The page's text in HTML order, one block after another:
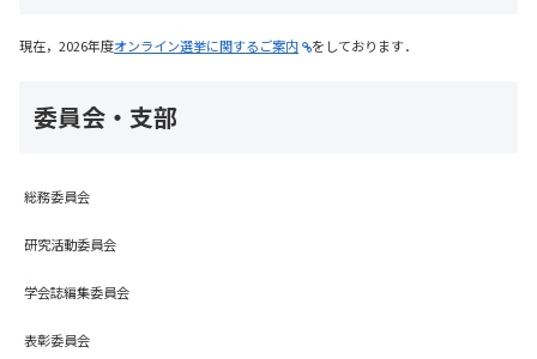
現在，2026年度オンライン選挙に関するご案内 をしております．
委員会・支部
総務委員会
研究活動委員会
学会誌編集委員会
表彰委員会